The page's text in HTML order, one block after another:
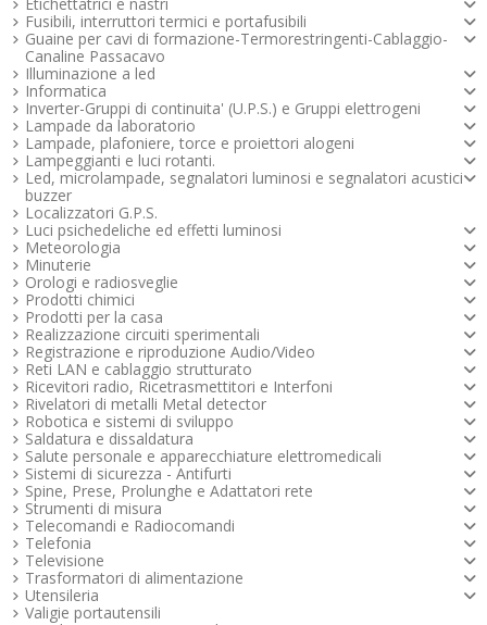
Fusibili, interruttori termici e portafusibili
Guaine per cavi di formazione-Termorestringenti-Cablaggio-
Canaline Passacavo
Illuminazione a led
Informatica
Inverter-Gruppi di continuita' (U.P.S.) e Gruppi elettrogeni
Lampade da laboratorio
Lampade, plafoniere, torce e proiettori alogeni
Lampeggianti e luci rotanti.
Led, microlampade, segnalatori luminosi e segnalatori acustici -
buzzer
Localizzatori G.P.S.
Luci psichedeliche ed effetti luminosi
Meteorologia
Minuterie
Orologi e radiosveglie
Prodotti chimici
Prodotti per la casa
Realizzazione circuiti sperimentali
Registrazione e riproduzione Audio/Video
Reti LAN e cablaggio strutturato
Ricevitori radio, Ricetrasmettitori e Interfoni
Rivelatori di metalli Metal detector
Robotica e sistemi di sviluppo
Saldatura e dissaldatura
Salute personale e apparecchiature elettromedicali
Sistemi di sicurezza - Antifurti
Spine, Prese, Prolunghe e Adattatori rete
Strumenti di misura
Telecomandi e Radiocomandi
Telefonia
Televisione
Trasformatori di alimentazione
Utensileria
Valigie portautensili